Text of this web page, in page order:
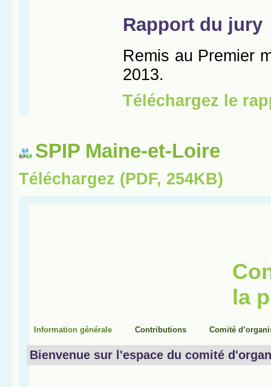
SPIP Maine-et-Loire
Téléchargez (PDF, 254KB)